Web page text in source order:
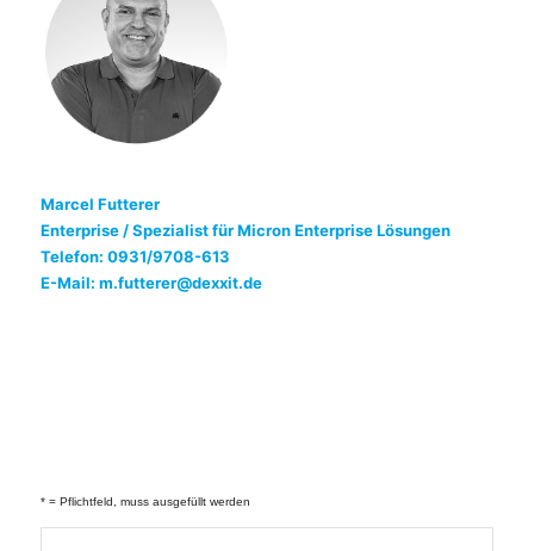
Marcel Futterer
Enterprise / Spezialist für Micron Enterprise Lösungen
Telefon: 0931/9708-613
E-Mail: m.futterer@dexxit.de
* = Pflichtfeld, muss ausgefüllt werden